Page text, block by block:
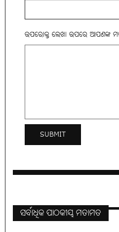
ଉପରୋକ୍ତ ଲେଖା ଉପରେ ଆପଣଙ୍କ
ସର୍ବାଧିକ ପାଠକୀୟ ମତାମତ